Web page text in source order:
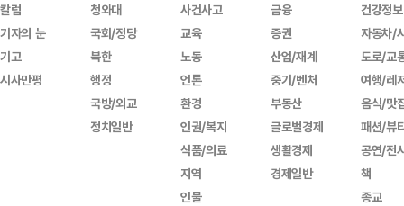
칼럼
기자의 눈
기고
시사만평
청와대
국회/정당
북한
행정
국방/외교
정치일반
사건사고
교육
노동
언론
환경
인권/복지
식품/의료
지역
인물
금융
증권
산업/재계
중기/벤처
부동산
글로벌경제
생활경제
경제일반
건강정보
자동차/
도로/교
여행/레
음식/맛
패션/뷰
공연/전
책
종교